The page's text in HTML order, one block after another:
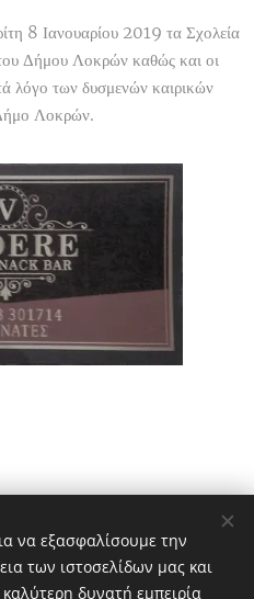
8 Ιανουαρίου 2019 τα Σχολεία
Δήμου Λοκρών καθώς και οι
λόγο των δυσμενών καιρικών
Λοκρών.
να εξασφαλίσουμε την
των ιστοσελίδων μας και
δυνατή εμπειρία